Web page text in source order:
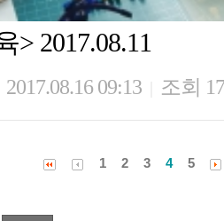
> 2017.08.11
2017.08.16 09:13 조회
1 2 3 4 5